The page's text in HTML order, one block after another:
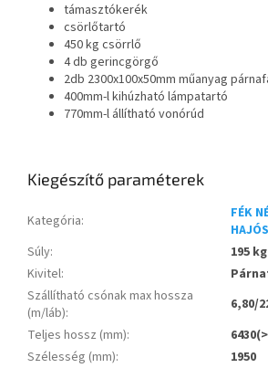
támasztókerék
csörlőtartó
450 kg csörrlő
4 db gerincgörgő
2db 2300x100x50mm műanyag
400mm-l kihúzható lámpatartó
770mm-l állítható vonórúd
Kiegészítő paraméterek
Kategória:
FÉK
Súly:
195 kg
Kivitel:
Szállítható csónak max hossza
(m/láb):
6,80/
Teljes hossz (mm):
Szélesség (mm):
1950